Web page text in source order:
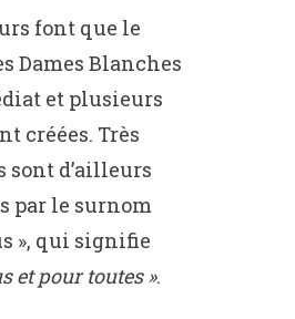
font que le
Dames Blanches
et plusieurs
créées. Très
sont d’ailleurs
par le surnom
», qui signifie
et pour toutes ».